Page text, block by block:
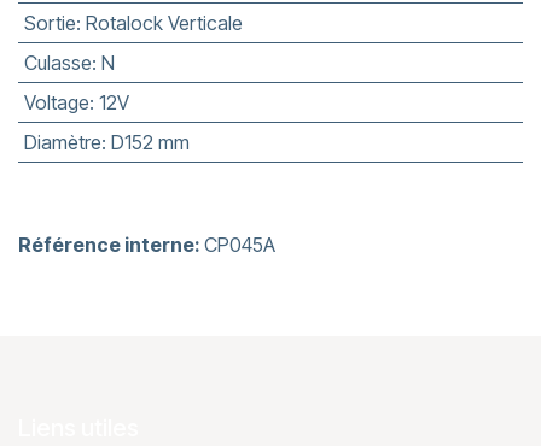
Sortie: Rotalock Verticale
Culasse: N
Voltage: 12V
Diamètre: D152 mm
Référence interne: CP045A